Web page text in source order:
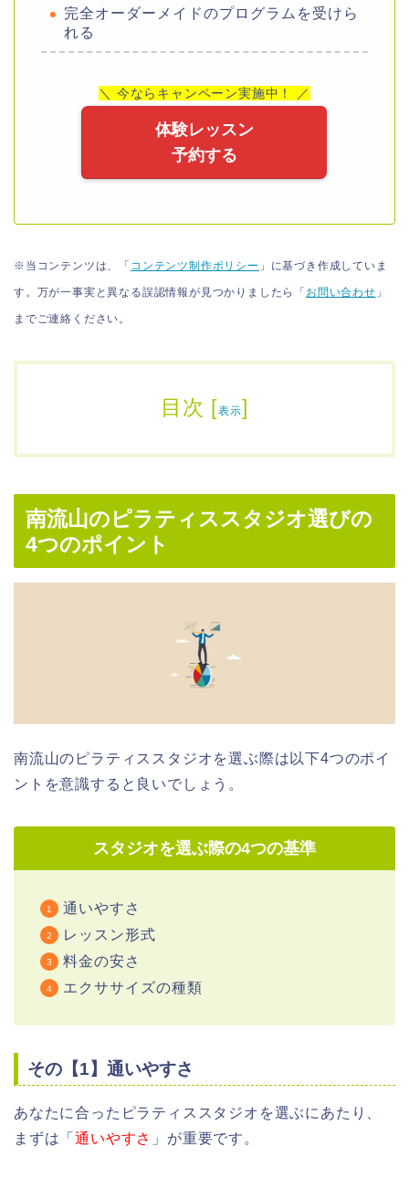
完全オーダーメイドのプログラムを受けら
れる
＼ 今ならキャンペーン実施中！ ／
体験レッスン
予約する
※当コンテンツは、「 コンテンツ制作ポリシー 」に基づき作成していま
す。万が一事実と異なる誤認情報が見つかりましたら「 お問い合わせ 」
までご連絡ください。
目次 [表示]
南流山のピラティススタジオ選びの
4つのポイント
南流山のピラティススタジオを選ぶ際は以下4つのポイ
ントを意識すると良いでしょう。
スタジオを選ぶ際の4つの基準
通いやすさ
レッスン形式
料金の安さ
エクササイズの種類
その【1】通いやすさ
あなたに合ったピラティススタジオを選ぶにあたり、
まずは「通いやすさ 」が重要です。